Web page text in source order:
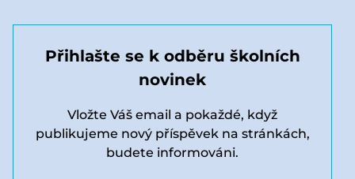
Přihlašte se k odběru školních
novinek
Vložte Váš email a pokaždé, když
publikujeme nový příspěvek na stránkách,
budete informováni.